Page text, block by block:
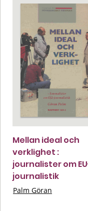
Mellan ideal och
verklighet :
journalister om
journalistik
Palm Göran